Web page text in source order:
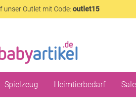
unser Outlet mit Code: outlet15
Spielzeug Heimtierbedarf Sale